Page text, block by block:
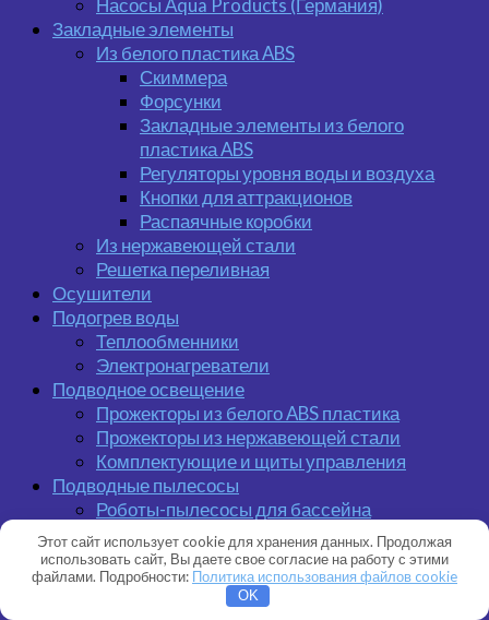
Насосы Aqua Products (Германия)
Закладные элементы
Из белого пластика ABS
Скиммера
Форсунки
Закладные элементы из белого
пластика ABS
Регуляторы уровня воды и воздуха
Кнопки для аттракционов
Распаячные коробки
Из нержавеющей стали
Решетка переливная
Осушители
Подогрев воды
Теплообменники
Электронагреватели
Подводное освещение
Прожекторы из белого ABS пластика
Прожекторы из нержавеющей стали
Комплектующие и щиты управления
Подводные пылесосы
Роботы-пылесосы для бассейна
Ручные пылесосы для бассейна
Лестницы и поручни
Трубы и фитинговая арматура
Строительный материал
Этот сайт использует cookie для хранения данных. Продолжая
использовать сайт, Вы даете свое согласие на работу с этими
файлами. Подробности: Политика использования файлов cookie
OK